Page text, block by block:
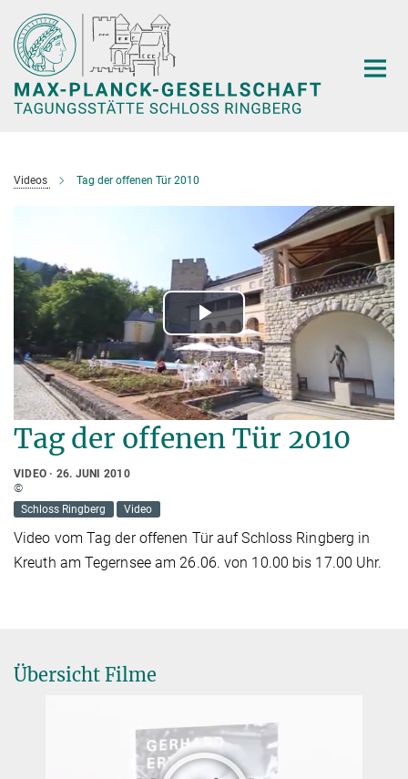
Hauptinhalt
Videos Tag der offenen Tür 2010
Play
Video
Tag der offenen Tür 2010
VIDEO 26. JUNI 2010
©
Schloss Ringberg Video
Video vom Tag der offenen Tür auf Schloss Ringberg in
Kreuth am Tegernsee am 26.06. von 10.00 bis 17.00 Uhr.
Übersicht Filme